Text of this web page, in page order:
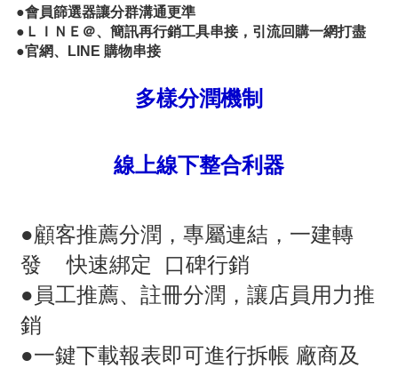
●會員篩選器讓分群溝通更準
●ＬＩＮＥ＠、簡訊再行銷工具串接，引流回購一網打盡
●官網、LINE 購物串接
多樣分潤機制
線上線下整合利器
●顧客推薦分潤，專屬連結，一建轉
發 快速綁定 口碑行銷
● 員工推薦、註冊分潤，讓店員用力推
銷
●一鍵下載報表即可進行拆帳 廠商及